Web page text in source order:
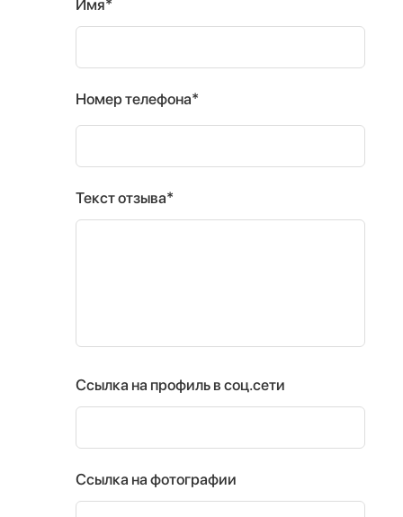
Имя*
Номер телефона*
Текст отзыва*
Ссылка на профиль в соц.сети
Ссылка на фотографии